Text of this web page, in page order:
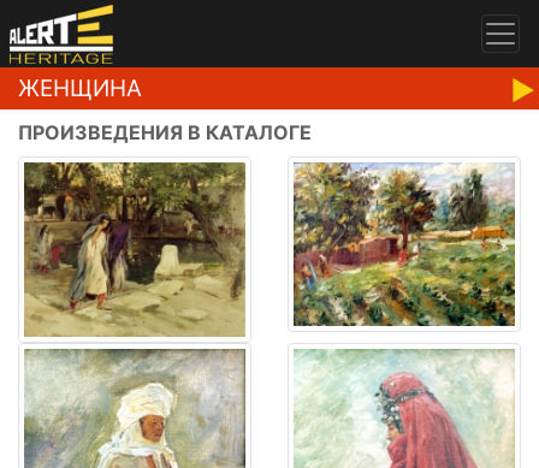
ЖЕНЩИНА
ПРОИЗВЕДЕНИЯ В КАТАЛОГЕ